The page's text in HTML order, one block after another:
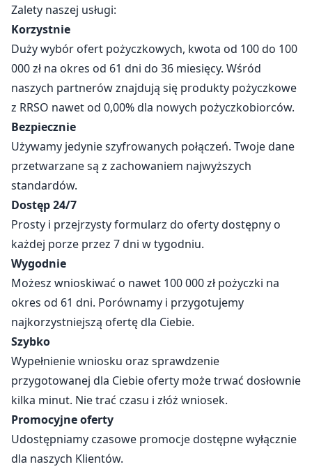
Zalety naszej usługi:
Korzystnie
Duży wybór ofert pożyczkowych, kwota od 100 do 100
000 zł na okres od 61 dni do 36 miesięcy. Wśród
naszych partnerów znajdują się produkty pożyczkowe
z RRSO nawet od 0,00% dla nowych pożyczkobiorców.
Bezpiecznie
Używamy jedynie szyfrowanych połączeń. Twoje dane
przetwarzane są z zachowaniem najwyższych
standardów.
Dostęp 24/7
Prosty i przejrzysty formularz do oferty dostępny o
każdej porze przez 7 dni w tygodniu.
Wygodnie
Możesz wnioskiwać o nawet 100 000 zł pożyczki na
okres od 61 dni. Porównamy i przygotujemy
najkorzystniejszą ofertę dla Ciebie.
Szybko
Wypełnienie wniosku oraz sprawdzenie
przygotowanej dla Ciebie oferty może trwać dosłownie
kilka minut. Nie trać czasu i złóż wniosek.
Promocyjne oferty
Udostępniamy czasowe promocje dostępne wyłącznie
dla naszych Klientów.